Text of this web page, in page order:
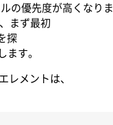
の優先度が高くなりま
まず最初
探
ます。
レメントは、